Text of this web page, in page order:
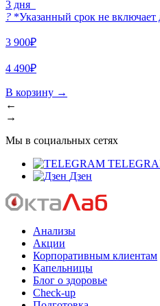
3 дня
? *Указанный срок не включает
3 900₽
4 490₽
В корзину →
←
→
Мы в социальных сетях
Дзен
Анализы
Акции
Корпоративным клиентам
Капельницы
Блог о здоровье
Check-up